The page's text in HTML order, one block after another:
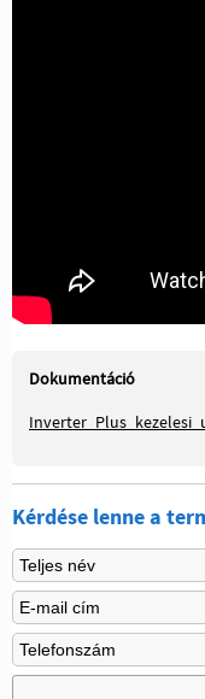
Dokumentáció
Kérdése lenne a